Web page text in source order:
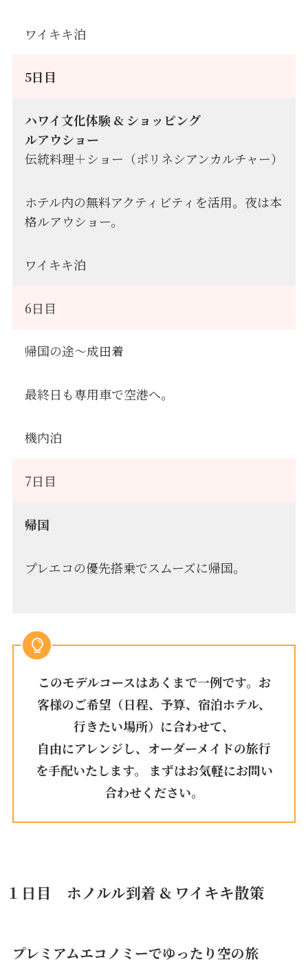
ワイキキ泊
5日目
ハワイ文化体験 & ショッピング
ルアウショー
伝統料理＋ショー（ポリネシアンカルチャー）
ホテル内の無料アクティビティを活用。夜は本
格ルアウショー。
ワイキキ泊
6日目
帰国の途〜成田着
最終日も専用車で空港へ。
機内泊
7日目
帰国
プレエコの優先搭乗でスムーズに帰国。
このモデルコースはあくまで一例です。お
客様のご希望（日程、予算、宿泊ホテル、
行きたい場所）に合わせて、
自由にアレンジし、オーダーメイドの旅行
を手配いたします。 まずはお気軽にお問い
合わせください。
１日目 ホノルル到着 & ワイキキ散策
プレミアムエコノミーでゆったり空の旅